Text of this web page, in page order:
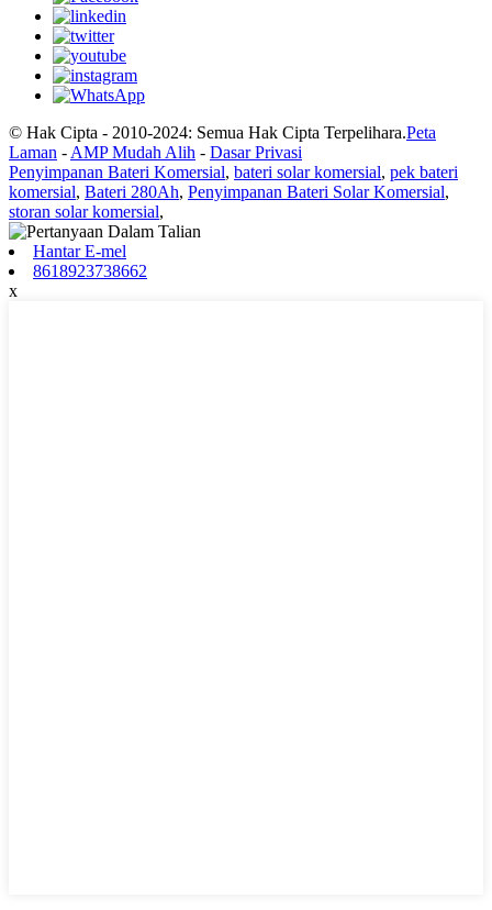
© Hak Cipta - 2010-2024: Semua Hak Cipta Terpelihara.Peta
Laman - AMP Mudah Alih - Dasar Privasi
Penyimpanan Bateri Komersial, bateri solar komersial, pek bateri
komersial, Bateri 280Ah, Penyimpanan Bateri Solar Komersial,
storan solar komersial,
Hantar E-mel
8618923738662
x